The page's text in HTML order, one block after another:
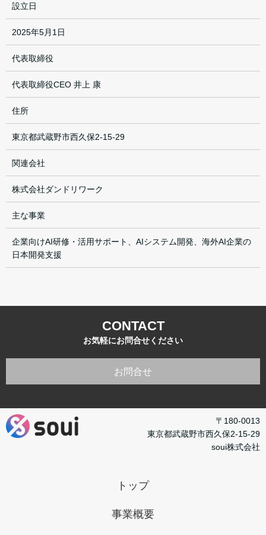
設立日
2025年5月1日
代表取締役
代表取締役CEO 井上 康
住所
東京都武蔵野市西久保2-15-29
関連会社
株式会社ダンドリワーク
主な事業
企業向けAI研修・活用サポート、AIシステム開発、海外AI企業の
日本開発支援
CONTACT
お気軽にお問合せください
お問合せ
〒180-0013
東京都武蔵野市西久保2-15-29
soui株式会社
トップ
事業概要